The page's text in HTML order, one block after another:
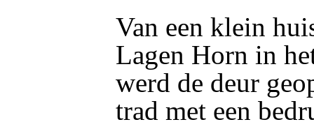
Van een klein
Lagen Horn in
werd de deur
trad met een